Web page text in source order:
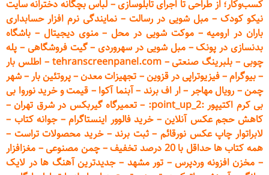
کسب‌وکار؛ از طراحی تا اجرای تابلوسازی– لباس بچگانه دخترانه سایت
نیکو کودک – مبل شویی در رسالت – نمایندگی نرم افزار حسابداری
باران در ارومیه–موکت شویی در محل–منوی دیجیتال – باشگاه
بدنسازی در پونک–مبل شویی در سهروردی–گیت فروشگاهی – پله
چوبی – بلبرینگ صنعتی–
tehranscreenpanel.com
–اطلس بار
–بیوگرام–فیزیوتراپی در قزوین– تجهیزات معدن–پروتئین بار–شهر
چمن– رویال مهاجر –ار اف برند –آبنما آکوا – قیمت و خرید نوروا بی
بی کرم اکتیپور :point_up_2:
– تعمیرگاه گیربکس در شرق تهران–
کاهش حجم عکس آنلاین–خرید فالوور اینستاگرام–جوانه کتاب –
لابراتوار چاپ عکس نورقائم–ثبت برند–خرید محصولات تراست –
همه کتاب ها حداقل با 20 درصد تخفیف
–چمن مصنوعی– مغزافزار
– مخزن افزونه وردپرس– تور مشهد –جدیدترین آهنگ ها در لایک